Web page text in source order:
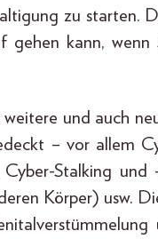
zu starten.
gehen kann,
und auch
– vor allem
Stalking
Körper) usw.